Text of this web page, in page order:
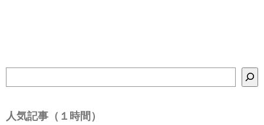
人気記事（１時間）